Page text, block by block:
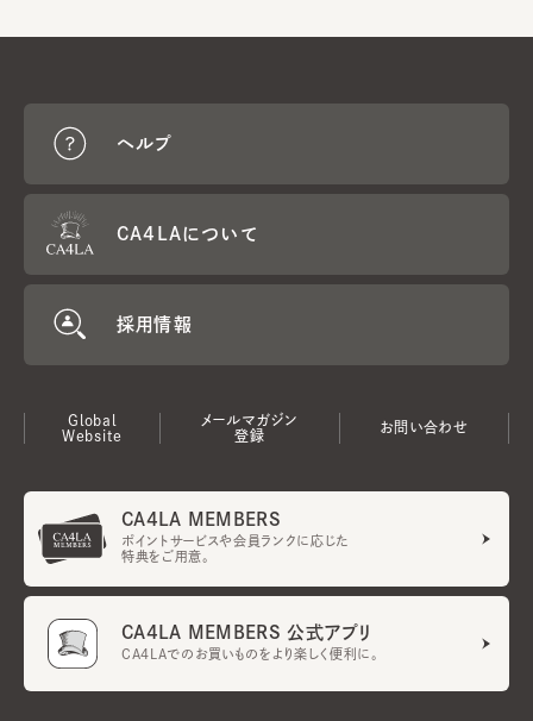
ヘルプ
CA4LAについて
採用情報
Global
Website
メールマガジン
登録
お問い合わせ
CA4LA MEMBERS
ポイントサービスや会員ランクに応じた
特典をご用意。
CA4LA MEMBERS 公式アプリ
CA4LAでのお買いものをより楽しく便利に。